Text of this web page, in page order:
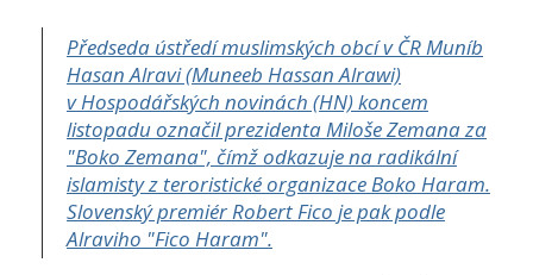
Předseda ústředí muslimských obcí v ČR Muníb
Hasan Alravi (Muneeb Hassan Alrawi)
v Hospodářských novinách (HN) koncem
listopadu označil prezidenta Miloše Zemana za
"Boko Zemana", čímž odkazuje na radikální
islamisty z teroristické organizace Boko Haram.
Slovenský premiér Robert Fico je pak podle
Alraviho "Fico Haram".